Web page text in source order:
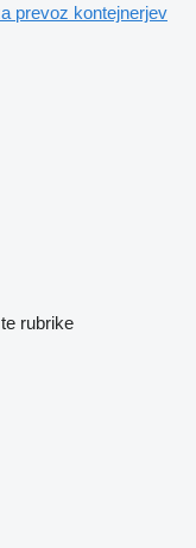
prevoz kontejnerjev
rubrike